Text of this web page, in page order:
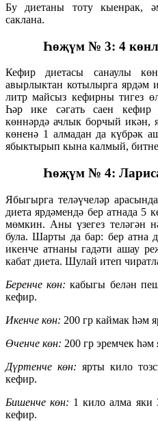
Бу диетаны тоту кыенрак,
саклана.
Һөҗүм № 3: 4
Кефир диетасы санаулы
авырлыктан котылырга
литр майсыз кефирны тигез
Һәр ике сәгать саен кефир
көннәрдә ачлык борчый
көненә 1 алмадан да күбрәк
ябыктырып кына калмый,
Һөҗүм № 4:
Ябыгырга теләүчеләр
диета ярдәмендә бер атнада 5
мөмкин. Аны үзегез теләгән
була. Шарты да бар: бер атна
икенче атнаны гадәти ашау
кабат диета. Шулай итеп
Беренче көн: кабыгы белән
кефир.
Икенче көн: 200 гр каймак һәм
Өченче көн: 200 гр эремчек
Дүртенче көн: ярты кило
кефир.
Бишенче көн: 1 кило алма яки
кефир.